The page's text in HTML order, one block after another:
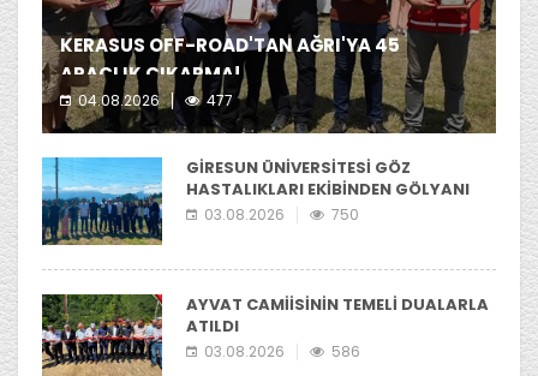
KERASUS OFF-ROAD'TAN AĞRI'YA 45
ARAÇLIK ÇIKARMA!
04.08.2026 477
Kerasus Off-Road ekibi yer aldı.
GİRESUN ÜNİVERSİTESİ GÖZ
HASTALIKLARI EKİBİNDEN GÖLYANI
YAYLASI'NIA ZİYARET
03.08.2026 750
AYVAT CAMİİSİNİN TEMELİ DUALARLA
ATILDI
03.08.2026 586